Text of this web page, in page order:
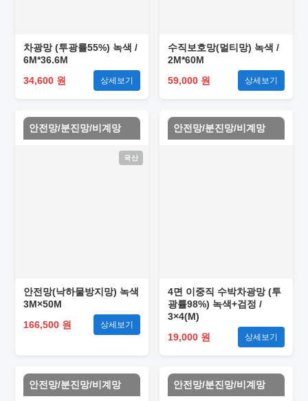
차광망 (투광률55%) 녹색 /
6M*36.6M
34,600 원
상세보기
수직보호망(멀티망) 녹색 /
2M*60M
59,000 원
상세보기
안전망/분진망/비계망
국산
안전망(낙하물방지망) 녹색
3M×50M
166,500 원
상세보기
안전망/분진망/비계망
4면 이중직 수박차광망 (투
광률98%) 녹색+검정 /
3×4(M)
19,000 원
상세보기
안전망/분진망/비계망 안전망/분진망/비계망